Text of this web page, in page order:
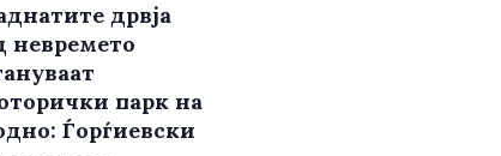
дрвја
невремето
парк на
Ѓорѓиевски